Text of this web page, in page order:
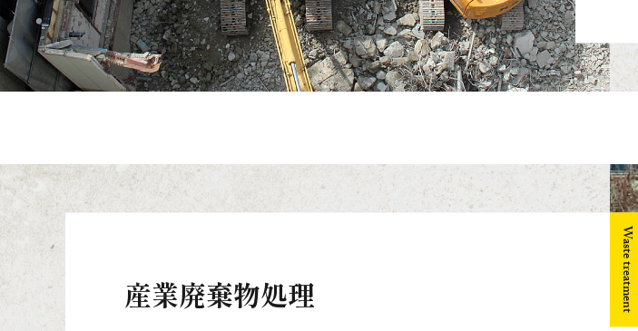
Waste treatment
産業廃棄物処理